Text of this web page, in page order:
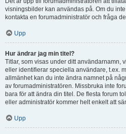
visningsbilder kan användas på. Om du
kontakta en forumadministratör och fråga
Upp
Hur ändrar jag min titel?
Titlar, som visas under ditt användarnamn,
eller identifierar speciella användare, t.ex.
allmänhet kan du inte ändra namnet på
av forumadministratören. Missbruka inte
bara för att ändra din titel. De flesta forum
eller administratör kommer helt enkelt att
Upp